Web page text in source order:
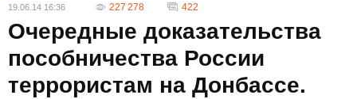
19.06.14 16:36 227 278 422
Очередные доказательства
пособничества России
террористам на Донбассе.